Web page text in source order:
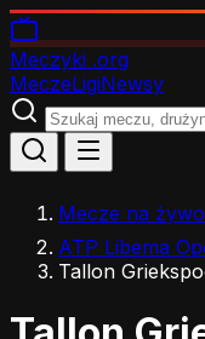
Meczyki .org
MeczeLigiNewsy
Mecze na żywo
ATP Libema
Tallon